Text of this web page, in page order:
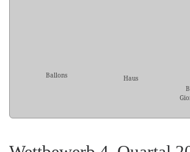
Ballons
Haus